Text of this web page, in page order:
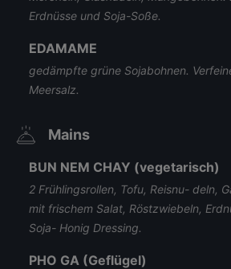
Erdnüsse und Soja-Soße.
EDAMAME
gedämpfte grüne Sojabohnen.
Meersalz.
Mains
BUN NEM CHAY (vegetarisch)
2 Frühlingsrollen, Tofu, Reisnu- deln,
mit frischem Salat, Röstzwiebeln,
Soja- Honig Dressing.
PHO GA (Geflügel)